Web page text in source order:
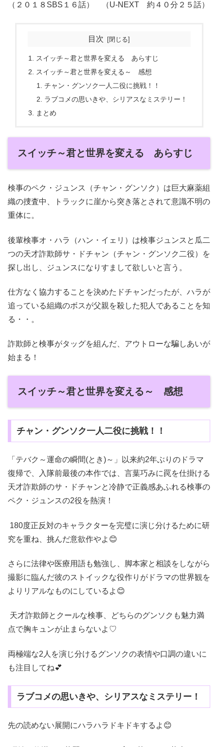
（２０１８SBS１６話） （U-NEXT 約４０分２５話）
目次
スイッチ～君と世界を変える あらすじ
スイッチ～君と世界を変える～ 感想
チャン・グンソク一人二役に挑戦！！
ラブコメの思いきや、シリアスなミステリー！
まとめ
スイッチ～君と世界を変える あらすじ
検事のペク・ジュンス（チャン・グンソク）は巨大麻薬組
織の捜査中、トラックに崖から突き落とされて意識不明の
重体に。
後輩検事オ・ハラ（ハン・イェリ）は検事ジュンスと瓜二
つの天才詐欺師サ・ドチャン（チャン・グンソク二役）を
探し出し、ジュンスになりすまして欲しいと言う。
仕方なく協力することを決めたドチャンだったが、ハラが
追っている組織のボスが父親を殺した犯人であることを知
る・・。
詐欺師と検事がタッグを組んだ、アウトローな騙しあいが
始まる！
スイッチ～君と世界を変える～ 感想
チャン・グンソク一人二役に挑戦！！
「テバク～運命の瞬間(とき)～」以来約2年ぶりのドラマ
復帰で、入隊前最後の本作では、言葉巧みに罠を仕掛ける
天才詐欺師のサ・ドチャンと冷静で正義感あふれる検事の
ペク・ジュンスの2役を熱演！
180度正反対のキャラクターを完璧に演じ分けるために研
究を重ね、挑んだ意欲作やよ😊
さらに法律や医療用語も勉強し、脚本家と相談をしながら
撮影に臨んだ彼のストイックな役作りがドラマの世界観を
よりリアルなものにしているよ😊
天才詐欺師とクールな検事、どちらのグンソクも魅力満
点で胸キュンが止まらないよ♡
両極端な2人を演じ分けるグンソクの表情や口調の違いに
も注目してね💕
ラブコメの思いきや、シリアスなミステリー！
先の読めない展開にハラハラドキドキするよ😊